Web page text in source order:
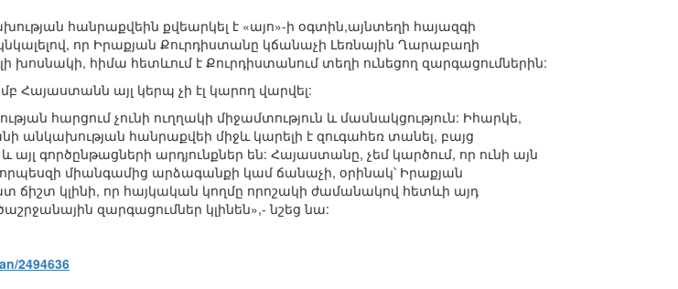
հանրաքվեին քվեարկել է «այո»-ի օգտին,այնտեղի հայազգի
որ Իրաքյան Քուրդիստանը կճանաչի Լեռնային Ղարաբաղի
խոսնակի, հիմա հետևում է Քուրդիստանում տեղի ունեցող զարգացումներին:
Հայաստանն այլ կերպ չի էլ կարող վարվել:
հարցում չունի ուղղակի միջամտություն և մասնակցություն: Իհարկե,
անկախության հանրաքվեի միջև կարելի է զուգահեռ տանել, բայց
այլ գործընթացների արդյունքներ են: Հայաստանը, չեմ կարծում, որ ունի այն
միանգամից արձագանքի կամ ճանաչի, օրինակ՝ Իրաքյան
ճիշտ կլինի, որ հայկական կողմը որոշակի ժամանակով հետևի այդ
զարգացումներ կլինեն»,- նշեց նա:
2494636